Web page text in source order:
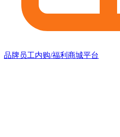
品牌员工内购/福利商城平台